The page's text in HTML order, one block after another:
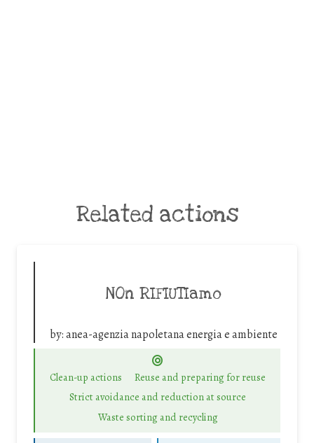
Related actions
NOn RIFIUTIamo
by:anea-agenzia napoletana energia e ambiente
Clean-up actions
Reuse and preparing for reuse
Strict avoidance and reduction at source
Waste sorting and recycling